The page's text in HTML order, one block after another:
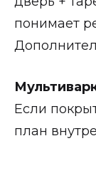
понимает
Если
план